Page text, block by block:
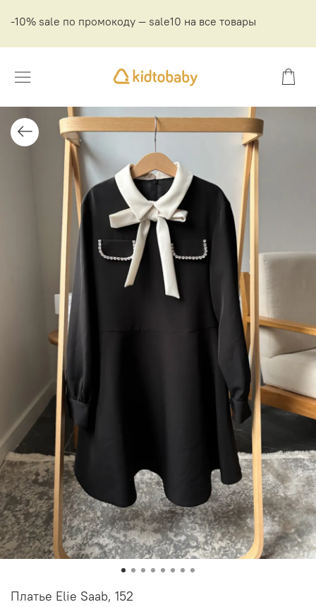
-10% sale по промокоду — sale10 на все товары
Платье Elie Saab, 152